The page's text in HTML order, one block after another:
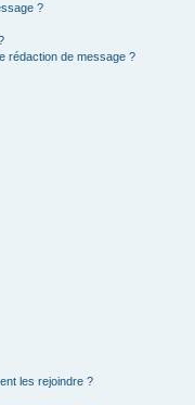
?
rédaction de message ?
les rejoindre ?